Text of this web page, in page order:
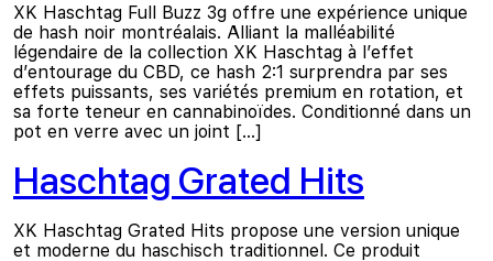
XK Haschtag Full Buzz 3g offre une expérience unique
de hash noir montréalais. Alliant la malléabilité
légendaire de la collection XK Haschtag à l’effet
d’entourage du CBD, ce hash 2:1 surprendra par ses
effets puissants, ses variétés premium en rotation, et
sa forte teneur en cannabinoïdes. Conditionné dans un
pot en verre avec un joint […]
Haschtag Grated Hits
XK Haschtag Grated Hits propose une version unique
et moderne du haschisch traditionnel. Ce produit